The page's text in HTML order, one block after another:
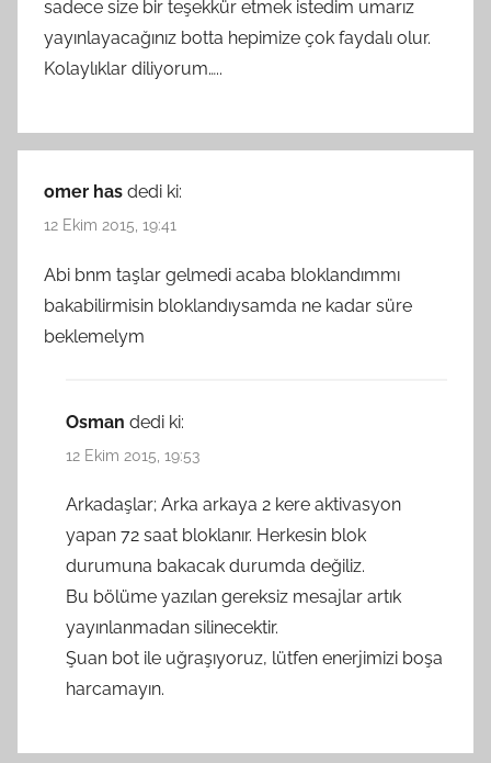
sadece size bir teşekkür etmek istedim umarız
yayınlayacağınız botta hepimize çok faydalı olur.
Kolaylıklar diliyorum…..
omer has dedi ki:
12 Ekim 2015, 19:41
Abi bnm taşlar gelmedi acaba bloklandımmı
bakabilirmisin bloklandıysamda ne kadar süre
beklemelym
Osman dedi ki:
12 Ekim 2015, 19:53
Arkadaşlar; Arka arkaya 2 kere aktivasyon
yapan 72 saat bloklanır. Herkesin blok
durumuna bakacak durumda değiliz.
Bu bölüme yazılan gereksiz mesajlar artık
yayınlanmadan silinecektir.
Şuan bot ile uğraşıyoruz, lütfen enerjimizi boşa
harcamayın.